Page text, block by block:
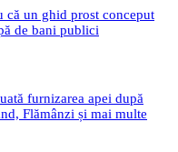
că un ghid prost conceput
de bani publici
furnizarea apei după
Flămânzi și mai multe